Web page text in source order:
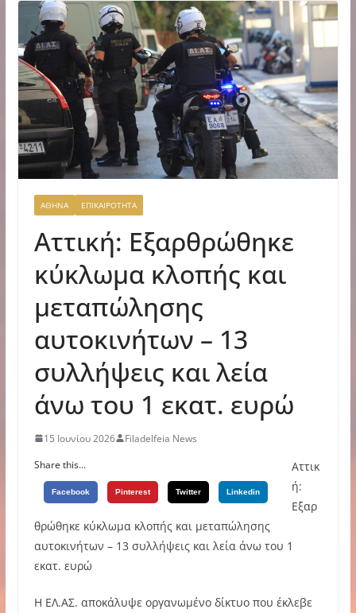
ΑΘΗΝΑ ΕΠΙΚΑΙΡΟΤΗΤΑ
Αττική: Εξαρθρώθηκε
κύκλωμα κλοπής και
μεταπώλησης
αυτοκινήτων – 13
συλλήψεις και λεία
άνω του 1 εκατ. ευρώ
15 Ιουνίου 2026
Filadelfeia News
Share this...
Facebook Pinterest Twitter Linkedin
Αττικ
ή:
Εξαρ
θρώθηκε κύκλωμα κλοπής και μεταπώλησης
αυτοκινήτων – 13 συλλήψεις και λεία άνω του 1
εκατ. ευρώ
Η ΕΛ.ΑΣ. αποκάλυψε οργανωμένο δίκτυο που έκλεβε